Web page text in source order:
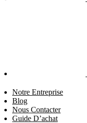
Notre Entreprise
Blog
Nous Contacter
Guide D’achat